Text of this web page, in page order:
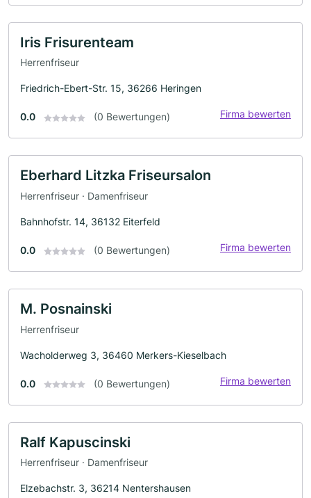
Iris Frisurenteam
Herrenfriseur
Friedrich-Ebert-Str. 15, 36266 Heringen
0.0 (0 Bewertungen) Firma bewerten
Eberhard Litzka Friseursalon
Herrenfriseur · Damenfriseur
Bahnhofstr. 14, 36132 Eiterfeld
0.0 (0 Bewertungen) Firma bewerten
M. Posnainski
Herrenfriseur
Wacholderweg 3, 36460 Merkers-Kieselbach
0.0 (0 Bewertungen) Firma bewerten
Ralf Kapuscinski
Herrenfriseur · Damenfriseur
Elzebachstr. 3, 36214 Nentershausen